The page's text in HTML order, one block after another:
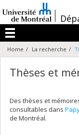
au
contenu
/
Menu
Home La recherche
Thèses et
Des thèses et
consultables dans
de Montréal.